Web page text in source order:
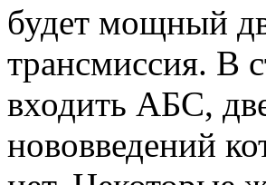
будет мощный
трансмиссия. В
входить АБС,
нововведений